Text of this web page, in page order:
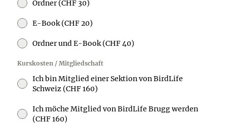
Ordner (CHF 30)
E-Book (CHF 20)
Ordner und E-Book (CHF 40)
Kurskosten / Mitgliedschaft
Ich bin Mitglied einer Sektion von BirdLife
Schweiz (CHF 160)
Ich möche Mitglied von BirdLife Brugg werden
(CHF 160)